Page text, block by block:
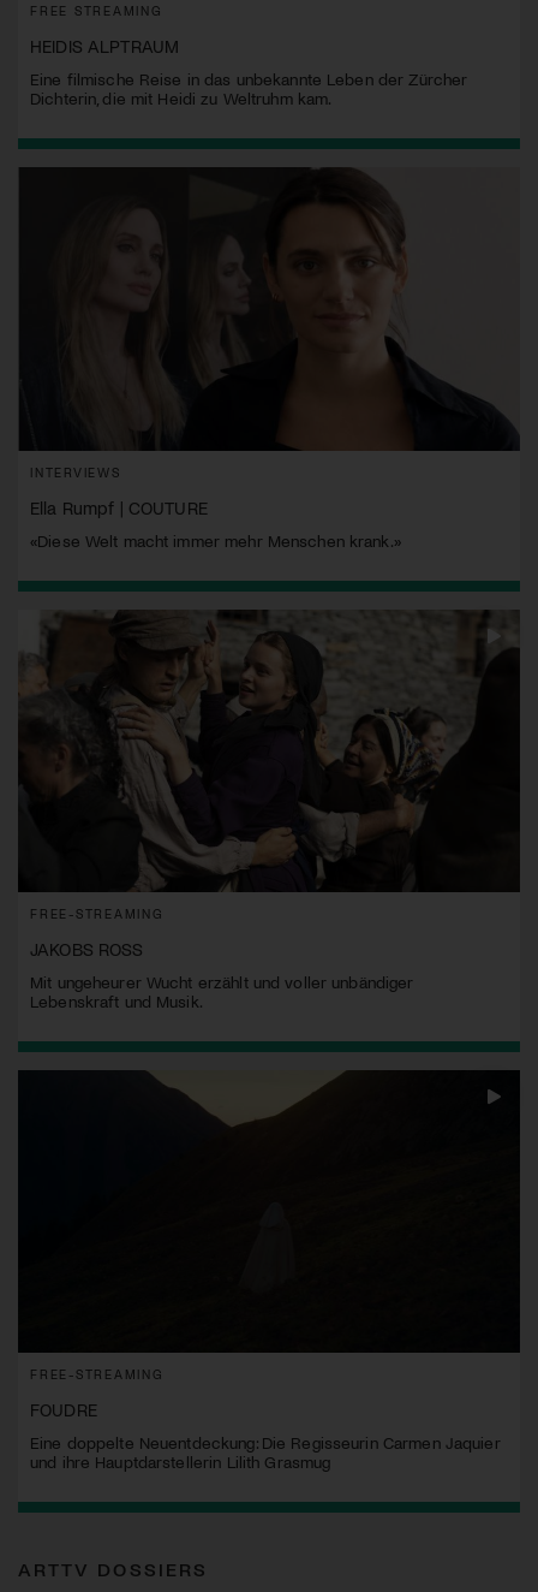
FREE STREAMING
HEIDIS ALPTRAUM
Eine filmische Reise in das unbekannte Leben der Zürcher
Dichterin, die mit Heidi zu Weltruhm kam.
INTERVIEWS
Ella Rumpf | COUTURE
«Diese Welt macht immer mehr Menschen krank.»
FREE-STREAMING
JAKOBS ROSS
Mit ungeheurer Wucht erzählt und voller unbändiger
Lebenskraft und Musik.
FREE-STREAMING
FOUDRE
Eine doppelte Neuentdeckung: Die Regisseurin Carmen Jaquier
und ihre Hauptdarstellerin Lilith Grasmug
ARTTV DOSSIERS